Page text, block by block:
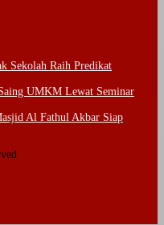
Sekolah Raih Predikat
UMKM Lewat Seminar
Al Fathul Akbar Siap